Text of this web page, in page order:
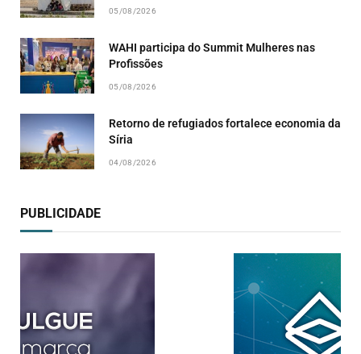
05/08/2026
WAHI participa do Summit Mulheres nas
Profissões
05/08/2026
Retorno de refugiados fortalece economia da
Síria
04/08/2026
PUBLICIDADE